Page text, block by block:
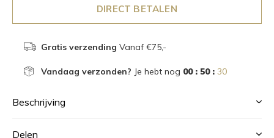
DIRECT BETALEN
Gratis verzending Vanaf €75,-
Vandaag verzonden? Je hebt nog 00 : 50 : 30
Beschrijving
Delen